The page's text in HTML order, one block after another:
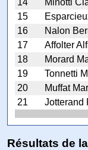
14
Minotti
15
16
Nalon
17
Affolter
18
Morard
19
Tonnetti
20
Muffat
21
Jotterand
Résultats de